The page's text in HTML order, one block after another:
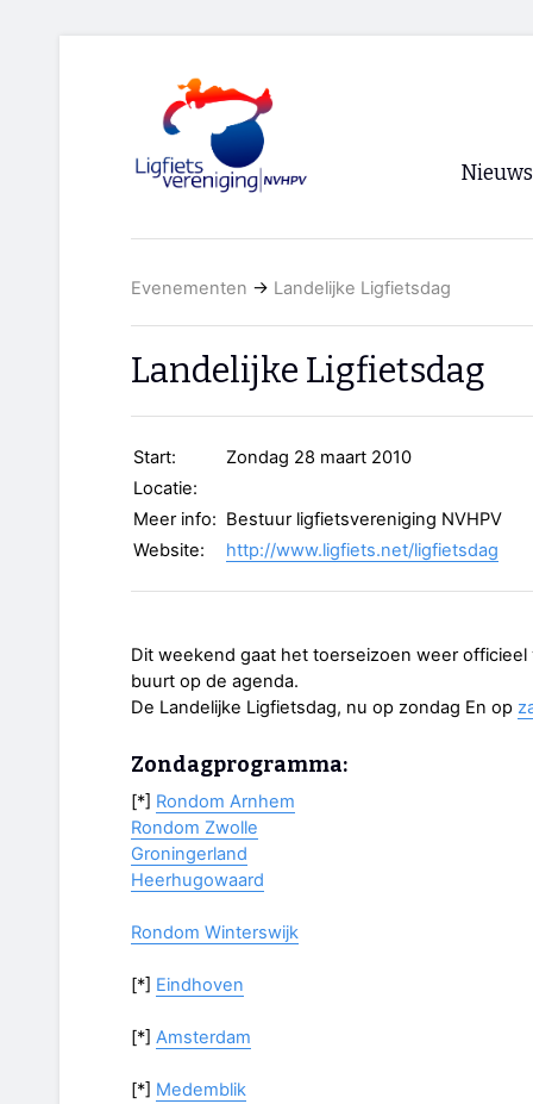
Nieuws
Evenementen → Landelijke Ligfietsdag
Landelijke Ligfietsdag
Start:
Zondag 28 maart 2010
Locatie:
Meer info: Bestuur ligfietsvereniging NVHPV
Website:
http://www.ligfiets.net/ligfietsdag
Dit weekend gaat het toerseizoen weer
buurt op de agenda.
De Landelijke Ligfietsdag, nu op zondag En op
Zondagprogramma:
[*] Rondom Arnhem
Rondom Zwolle
Groningerland
Heerhugowaard
Rondom Winterswijk
[*] Eindhoven
[*] Amsterdam
[*] Medemblik